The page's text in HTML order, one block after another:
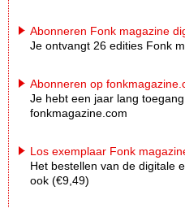
Abonneren Fonk magazine
Je ontvangt 26 edities Fonk
Abonneren op
Je hebt een jaar lang
fonkmagazine.com
Los exemplaar Fonk
Het bestellen van de digitale
ook (€9,49)